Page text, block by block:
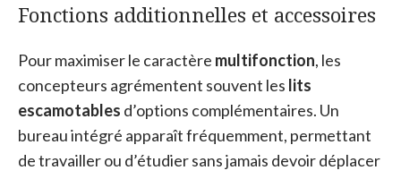
Fonctions additionnelles et accessoires
Pour maximiser le caractère multifonction, les
concepteurs agrémentent souvent les lits
escamotables d’options complémentaires. Un
bureau intégré apparaît fréquemment, permettant
de travailler ou d’étudier sans jamais devoir déplacer